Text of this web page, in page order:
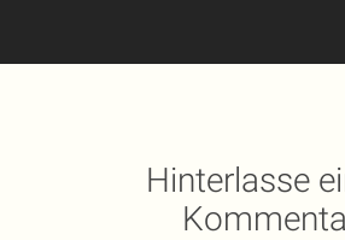
Hinterlasse